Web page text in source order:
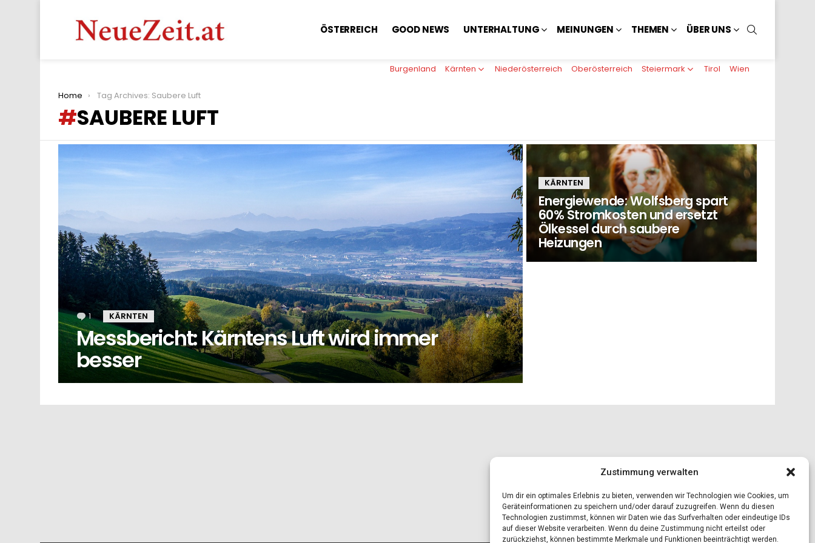
Zustimmung verwalten
Um dir ein optimales Erlebnis zu bieten, verwenden wir Technologien wie Cookies, um
Geräteinformationen zu speichern und/oder darauf zuzugreifen. Wenn du diesen
Technologien zustimmst, können wir Daten wie das Surfverhalten oder eindeutige IDs
auf dieser Website verarbeiten. Wenn du deine Zustimmung nicht erteilst oder
zurückziehst, können bestimmte Merkmale und Funktionen beeinträchtigt werden.
ÖSTERREICH GOOD NEWS UNTERHALTUNG MEINUNGEN THEMEN ÜBER UNS
Burgenland Kärnten Niederösterreich Oberösterreich Steiermark Tirol Wien
You are here:
Home Tag Archives: Saubere Luft
SAUBERE LUFT
LATEST
STORIES
1 Kommentar
KÄRNTEN
Messbericht: Kärntens Luft wird immer
besser
KÄRNTEN
Energiewende: Wolfsberg spart
60% Stromkosten und ersetzt
Ölkessel durch saubere
Heizungen